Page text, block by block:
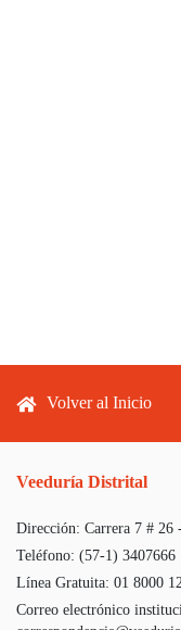
Footer menu
Volver al Inicio
Veeduría Distrital
Dirección: Carrera 7 # 26
Teléfono: (57-1) 3407666
Línea Gratuita: 01 8000
Correo electrónico